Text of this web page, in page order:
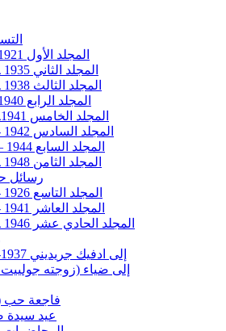
المجلد الأول 1921-1934
المجلد الثاني 1935 ـ 1937
المجلد الثالث 1938 ـ 1939
المجلد الرابع 1940-1941
المجلد الخامس 1941ـ 1942
المجلد السادس 1942 - 1943
المجلد السابع 1944 – 1947
المجلد الثامن 1948 ـ 1949
رسائل
المجلد التاسع 1926 - 1940
المجلد العاشر 1941 - 1945
المجلد الحادي عشر 1946 ـ 1949
إلى ادفيك جريديني 1937- 1938
إلى ضياء (زوجته جولييت
فاجعة حب
عيد سيدة